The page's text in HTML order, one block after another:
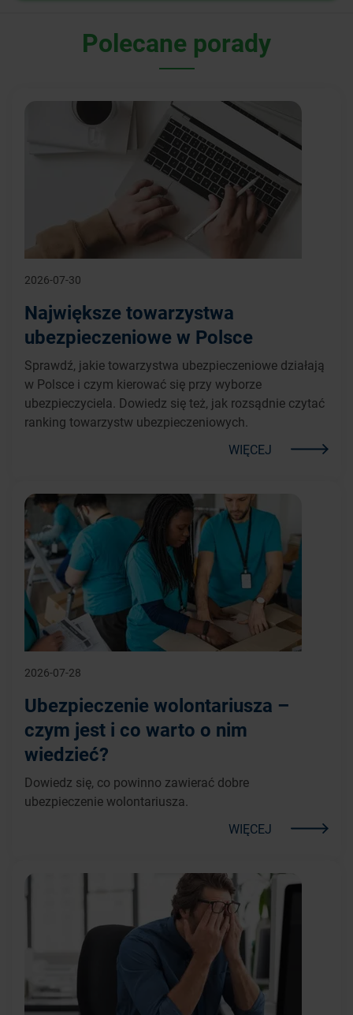
Polecane porady
2026-07-30
Największe towarzystwa
ubezpieczeniowe w Polsce
Sprawdź, jakie towarzystwa ubezpieczeniowe działają
w Polsce i czym kierować się przy wyborze
ubezpieczyciela. Dowiedz się też, jak rozsądnie czytać
ranking towarzystw ubezpieczeniowych.
WIĘCEJ
2026-07-28
Ubezpieczenie wolontariusza –
czym jest i co warto o nim
wiedzieć?
Dowiedz się, co powinno zawierać dobre
ubezpieczenie wolontariusza.
WIĘCEJ